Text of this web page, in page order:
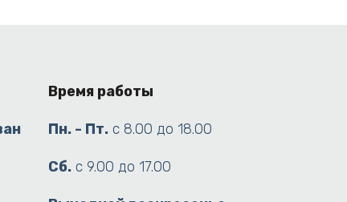
Время работы
Пн. - Пт. с 8.00 до 18.00
Сб. с 9.00 до 17.00